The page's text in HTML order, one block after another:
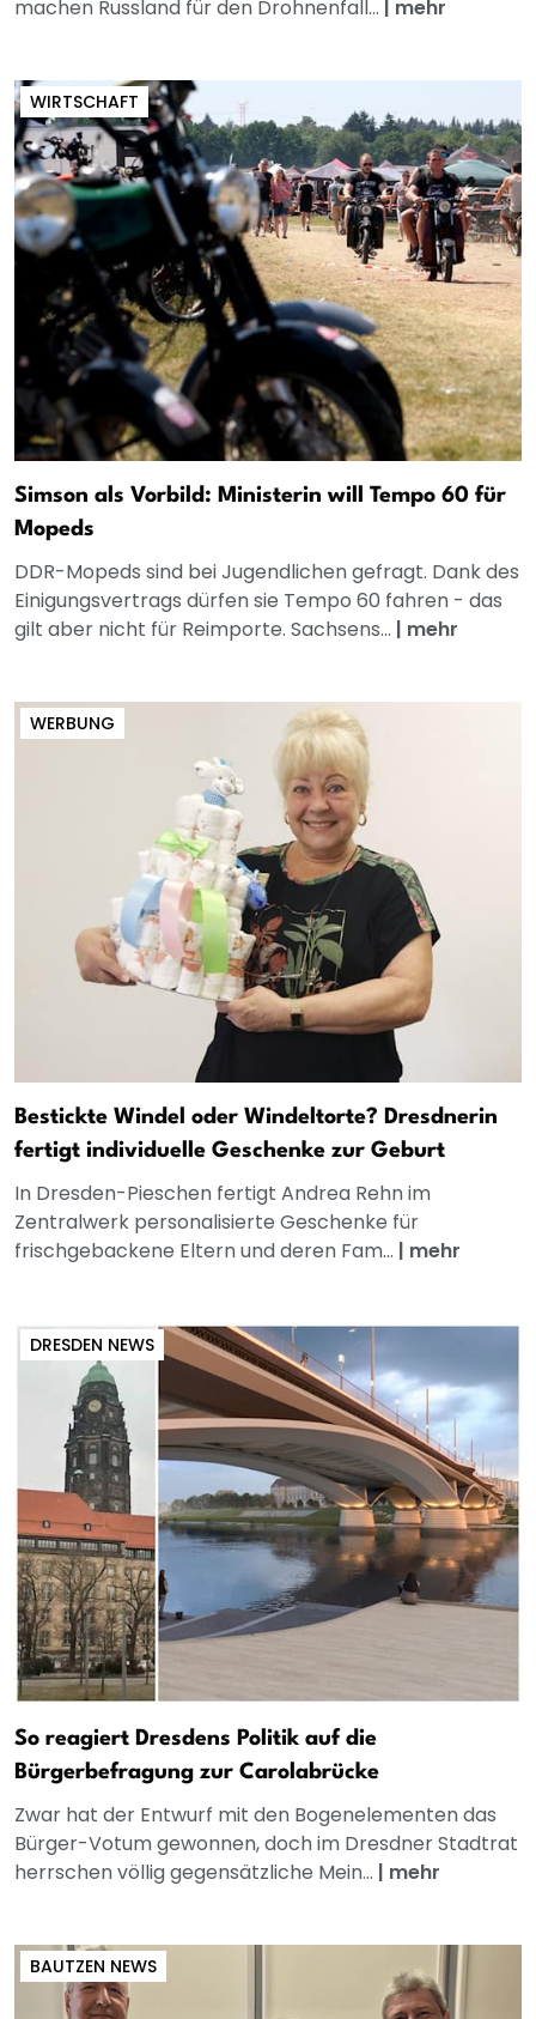
machen Russland für den Drohnenfall... mehr
WIRTSCHAFT
Simson als Vorbild: Ministerin will Tempo 60 für
Mopeds
DDR-Mopeds sind bei Jugendlichen gefragt. Dank des
Einigungsvertrags dürfen sie Tempo 60 fahren - das
gilt aber nicht für Reimporte. Sachsens... | mehr
WERBUNG
Bestickte Windel oder Windeltorte? Dresdnerin
fertigt individuelle Geschenke zur Geburt
In Dresden-Pieschen fertigt Andrea Rehn im
Zentralwerk personalisierte Geschenke für
frischgebackene Eltern und deren Fam... | mehr
DRESDEN NEWS
So reagiert Dresdens Politik auf die
Bürgerbefragung zur Carolabrücke
Zwar hat der Entwurf mit den Bogenelementen das
Bürger-Votum gewonnen, doch im Dresdner Stadtrat
herrschen völlig gegensätzliche Mein... | mehr
BAUTZEN NEWS